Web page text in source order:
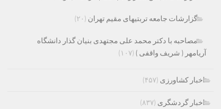
گزارشات جامعه تربتیهای مقیم تهران (۲۰)
مصاحبه با دکتر محمد علی مجتهدی بنیان گذار دانشگاه
آریامهر ( شریف واقفی ) (۱۰۷)
اخبار کشاورزی (۴۵۷)
اخبار گردشگری (۸۳۷)